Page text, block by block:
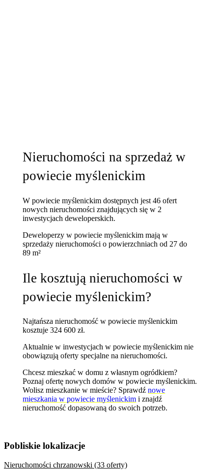
Nieruchomości na sprzedaż w
powiecie myślenickim
W powiecie myślenickim dostępnych jest 46 ofert
nowych nieruchomości znajdujących się w 2
inwestycjach deweloperskich.
Deweloperzy w powiecie myślenickim mają w
sprzedaży nieruchomościo powierzchniach od 27 do
89 m²
Ile kosztują nieruchomości w
powiecie myślenickim?
Najtańsza nieruchomość w powiecie myślenickim
kosztuje 324 600 zł.
Aktualnie w inwestycjach w powiecie myślenickim nie
obowiązują oferty specjalne na nieruchomości.
Chcesz mieszkać w domu z własnym ogródkiem?
Poznajofertę nowych domów w powiecie myślenickim.
Wolisz mieszkanie w mieście? Sprawdźnowe
mieszkania w powiecie myślenickim i znajdź
nieruchomość dopasowaną do swoich potrzeb.
Pobliskie lokalizacje
Nieruchomości chrzanowski (33 oferty)